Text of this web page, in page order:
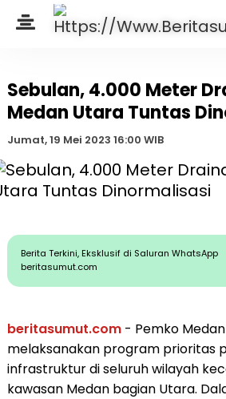
Sebulan, 4.000 Meter
Medan Utara Tuntas
Jumat, 19 Mei 2023 16:00 WIB
Berita Terkini, Eksklusif di Saluran WhatsApp
beritasumut.com
beritasumut.com- Pemko
melaksanakan program prioritas
infrastruktur di seluruh wilayah
kawasan Medan bagian Utara.